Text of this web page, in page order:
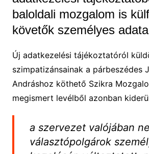
baloldali mozgalom is
követők személyes
Új adatkezelési tájékoztatóról
szimpatizánsainak a párbeszédes
Andráshoz köthető Szikra
megismert levélből azonban
a szervezet valójában
választópolgárok